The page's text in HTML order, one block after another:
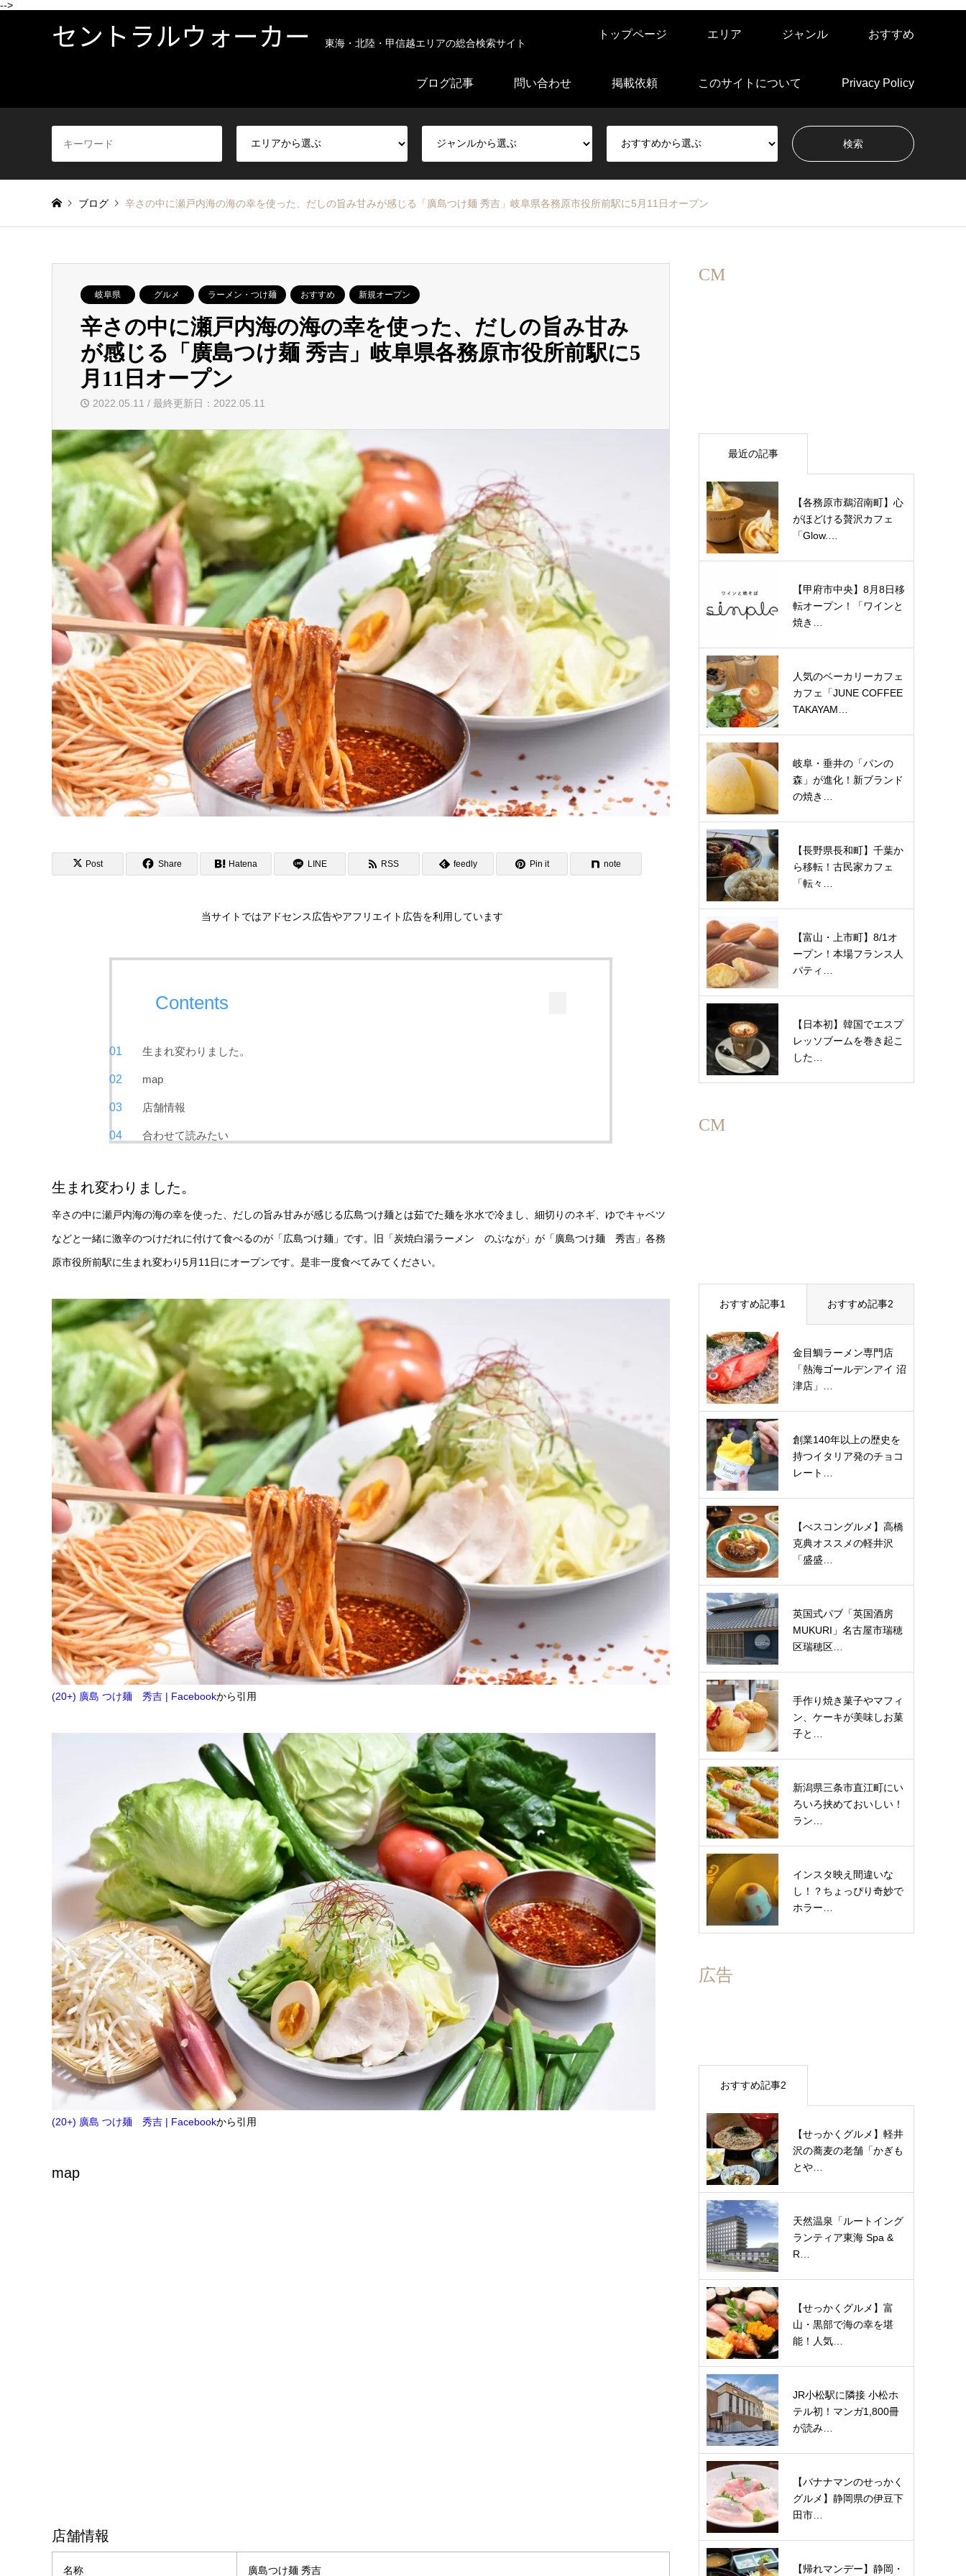
-->
セントラルウォーカー 東海・北陸・甲信越エリアの総合検索サイト
トップページ エリア ジャンル おすすめ
ブログ記事 問い合わせ 掲載依頼 このサイトについて Privacy Policy
ブログ 辛さの中に瀬戸内海の海の幸を使った、だしの旨み甘みが感じる「廣島つけ麺 秀吉」岐阜県各務原市役所前駅に5月11日オープン
岐阜県 グルメ ラーメン・つけ麺 おすすめ 新規オープン
辛さの中に瀬戸内海の海の幸を使った、だしの旨み甘み
が感じる「廣島つけ麺 秀吉」岐阜県各務原市役所前駅に5
月11日オープン
2022.05.11 / 最終更新日：2022.05.11
Post Share Hatena LINE RSS feedly Pin it note
当サイトではアドセンス広告やアフリエイト広告を利用しています
Contents
生まれ変わりました。
map
店舗情報
合わせて読みたい
生まれ変わりました。
辛さの中に瀬戸内海の海の幸を使った、だしの旨み甘みが感じる広島つけ麺とは茹でた麺を氷水で冷まし、細切りのネギ、ゆでキャベツ
などと一緒に激辛のつけだれに付けて食べるのが「広島つけ麺」です。旧「炭焼白湯ラーメン のぶなが」が「廣島つけ麺 秀吉」各務
原市役所前駅に生まれ変わり5月11日にオープンです。是非一度食べてみてください。
(20+) 廣島 つけ麺 秀吉 | Facebookから引用
(20+) 廣島 つけ麺 秀吉 | Facebookから引用
map
店舗情報
名称 廣島つけ麺 秀吉
CM
最近の記事
【各務原市鵜沼南町】心
がほどける贅沢カフェ
「Glow.…
【甲府市中央】8月8日移
転オープン！「ワインと
焼き…
人気のベーカリーカフェ
カフェ「JUNE COFFEE
TAKAYAM…
岐阜・垂井の「パンの
森」が進化！新ブランド
の焼き…
【長野県長和町】千葉か
ら移転！古民家カフェ
「転々…
【富山・上市町】8/1オ
ープン！本場フランス人
パティ…
【日本初】韓国でエスプ
レッソブームを巻き起こ
した…
CM
おすすめ記事1 おすすめ記事2
金目鯛ラーメン専門店
「熱海ゴールデンアイ 沼
津店」…
創業140年以上の歴史を
持つイタリア発のチョコ
レート…
【べスコングルメ】高橋
克典オススメの軽井沢
「盛盛…
英国式パブ「英国酒房
MUKURI」名古屋市瑞穂
区瑞穂区…
手作り焼き菓子やマフィ
ン、ケーキが美味しお菓
子と…
新潟県三条市直江町にい
ろいろ挟めておいしい！
ラン…
インスタ映え間違いな
し！？ちょっぴり奇妙で
ホラー…
広告
おすすめ記事2
【せっかくグルメ】軽井
沢の蕎麦の老舗「かぎも
とや…
天然温泉「ルートイング
ランティア東海 Spa &
R…
【せっかくグルメ】富
山・黒部で海の幸を堪
能！人気…
JR小松駅に隣接 小松ホ
テル初！マンガ1,800冊
が読み…
【バナナマンのせっかく
グルメ】静岡県の伊豆下
田市…
【帰れマンデー】静岡・